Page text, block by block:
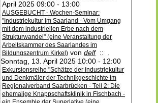
April 2025 09:00 - 13:00
AUSGEBUCHT - Wochen-Seminar:
"Industriekultur im Saarland - Vom Umgang
mit dem industriellen Erbe nach dem
Strukturwandel" (eine Veranstaltung der
Arbeitskammer des Saarlandes im
Bildungszentrum Kirkel) von delf:: .
Sonntag, 13. April 2025 10:00 - 12:00
Exkursionsreihe "Schätze der Industriekultur
und Denkmäler der Technikgeschichte im
Regionalverband Saarbrücken - Teil 2: Die
ehemalige Knappschaftsklinik in Fischbach -